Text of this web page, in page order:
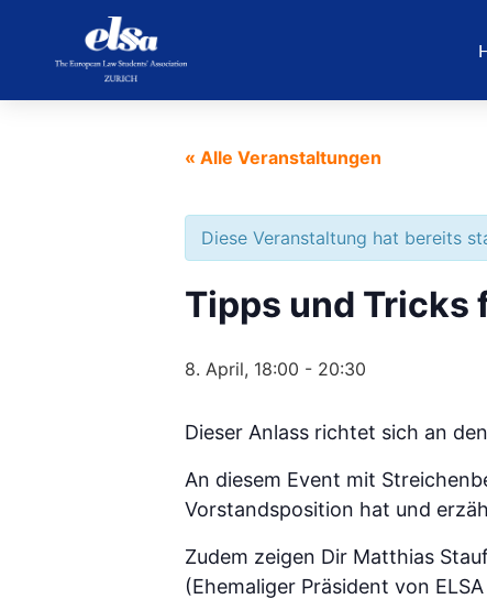
« Alle Veranstaltungen
Diese Veranstaltung hat bereits
Tipps und Tricks
8. April, 18:00 - 20:30
Dieser Anlass richtet sich an
An diesem Event mit
Vorstandsposition hat und
Zudem zeigen Dir Matthias
(Ehemaliger Präsident von